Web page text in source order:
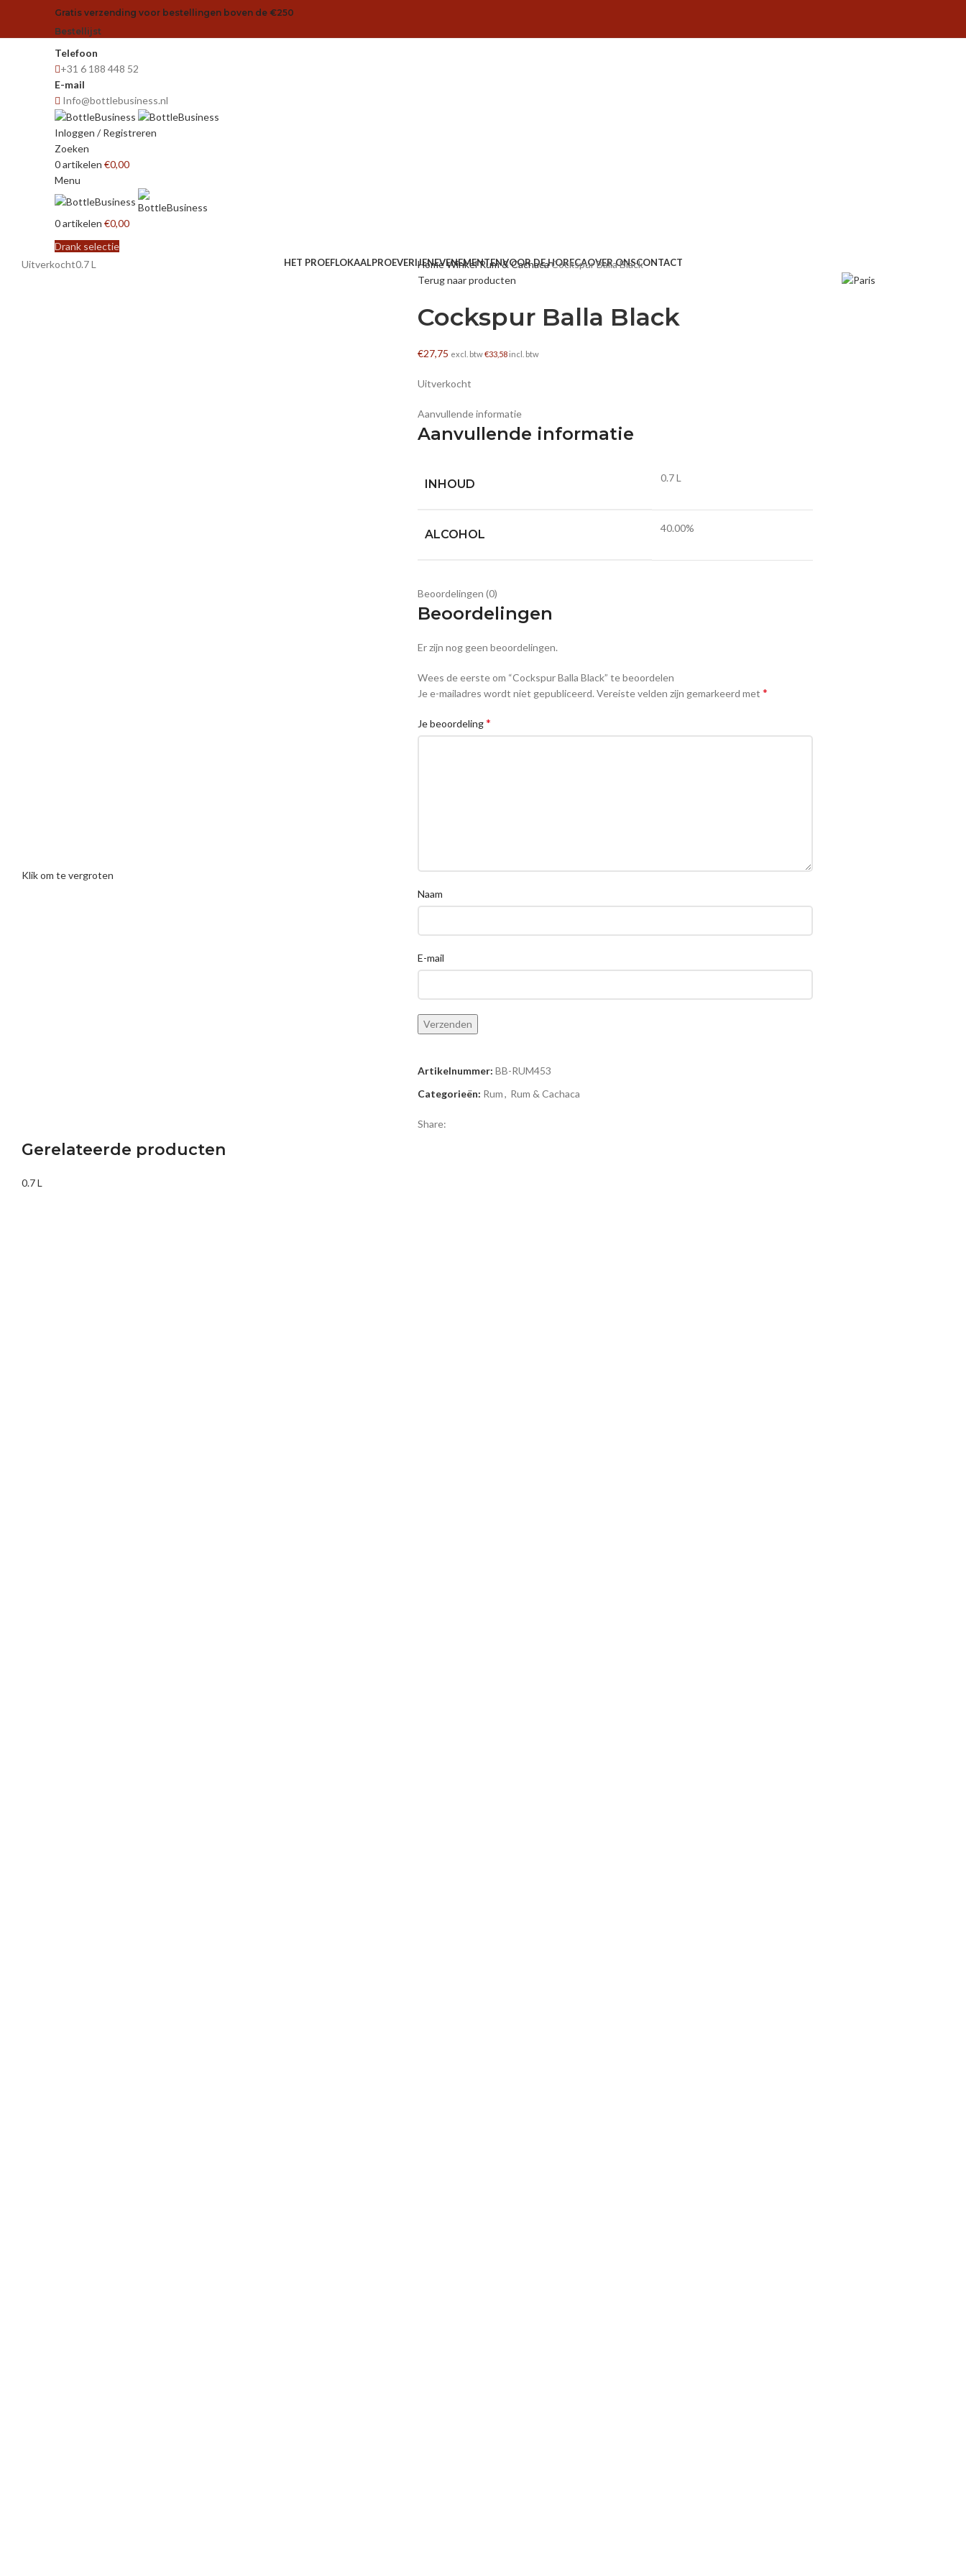
Gratis verzending voor bestellingen boven de €250
Bestellijst
Telefoon
+31 6 188 448 52
E-mail
Info@bottlebusiness.nl
Inloggen / Registreren
Zoeken
0artikelen €0,00
Menu
0artikelen €0,00
Drank selectie
HET PROEFLOKAALPROEVERIJENEVENEMENTENVOOR DE HORECAOVER ONSCONTACT
Uitverkocht0.7 L
Klik om te vergroten
HomeWinkelRum & CachacaCockspur Balla Black
Terug naar producten
Cockspur Balla Black
€27,75 excl. btw€33,58incl. btw
Uitverkocht
Aanvullende informatie
Aanvullende informatie
INHOUD 0.7 L
ALCOHOL 40.00%
Beoordelingen (0)
Beoordelingen
Er zijn nog geen beoordelingen.
Wees de eerste om “Cockspur Balla Black” te beoordelen
Je e-mailadres wordt niet gepubliceerd. Vereiste velden zijn gemarkeerd met *
Je beoordeling*
Naam
E-mail
Artikelnummer: BB-RUM453
Categorieën: Rum, Rum & Cachaca
Share:
Gerelateerde producten
0.7 L